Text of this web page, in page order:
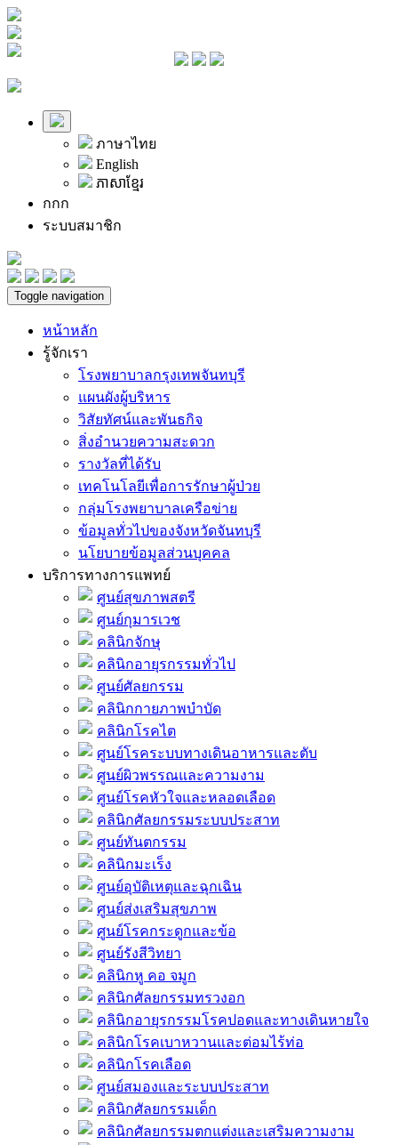
ภาษาไทย
English
ភាសាខ្មែរ
กกก
ระบบสมาชิก
Toggle navigation
หน้าหลัก
รู้จักเรา
โรงพยาบาลกรุงเทพจันทบุรี
แผนผังผู้บริหาร
วิสัยทัศน์และพันธกิจ
สิ่งอำนวยความสะดวก
รางวัลที่ได้รับ
เทคโนโลยีเพื่อการรักษาผู้ป่วย
กลุ่มโรงพยาบาลเครือข่าย
ข้อมูลทั่วไปของจังหวัดจันทบุรี
นโยบายข้อมูลส่วนบุคคล
บริการทางการแพทย์
ศูนย์สุขภาพสตรี
ศูนย์กุมารเวช
คลินิกจักษุ
คลินิกอายุรกรรมทั่วไป
ศูนย์ศัลยกรรม
คลินิกกายภาพบำบัด
คลินิกโรคไต
ศูนย์โรคระบบทางเดินอาหารและตับ
ศูนย์ผิวพรรณและความงาม
ศูนย์โรคหัวใจและหลอดเลือด
คลินิกศัลยกรรมระบบประสาท
ศูนย์ทันตกรรม
คลินิกมะเร็ง
ศูนย์อุบัติเหตุและฉุกเฉิน
ศูนย์ส่งเสริมสุขภาพ
ศูนย์โรคกระดูกและข้อ
ศูนย์รังสีวิทยา
คลินิกหู คอ จมูก
คลินิกศัลยกรรมทรวงอก
คลินิกอายุรกรรมโรคปอดและทางเดินหายใจ
คลินิกโรคเบาหวานและต่อมไร้ท่อ
คลินิกโรคเลือด
ศูนย์สมองและระบบประสาท
คลินิกศัลยกรรมเด็ก
คลินิกศัลยกรรมตกแต่งและเสริมความงาม